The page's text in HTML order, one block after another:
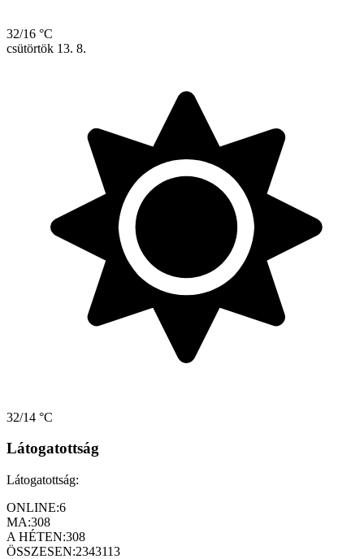
32/16 °C
csütörtök 13. 8.
32/14 °C
Látogatottság
Látogatottság:
ONLINE:6
MA:308
A HÉTEN:308
ÖSSZESEN:2343113